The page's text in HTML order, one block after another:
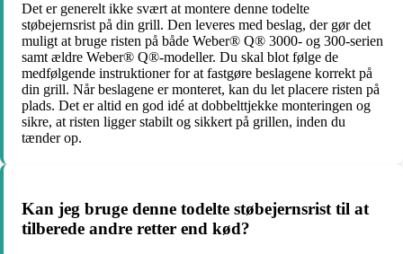
Det er generelt ikke svært at montere denne todelte
støbejernsrist på din grill. Den leveres med beslag, der gør det
muligt at bruge risten på både Weber® Q® 3000- og 300-serien
samt ældre Weber® Q®-modeller. Du skal blot følge de
medfølgende instruktioner for at fastgøre beslagene korrekt på
din grill. Når beslagene er monteret, kan du let placere risten på
plads. Det er altid en god idé at dobbelttjekke monteringen og
sikre, at risten ligger stabilt og sikkert på grillen, inden du
tænder op.
Kan jeg bruge denne todelte støbejernsrist til at
tilberede andre retter end kød?